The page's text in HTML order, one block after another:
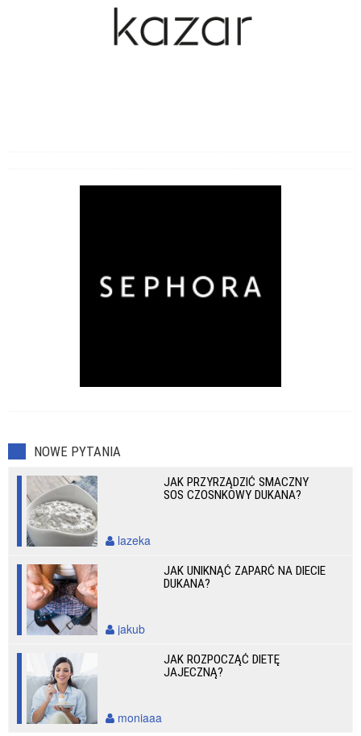
NOWE PYTANIA
JAK PRZYRZĄDZIĆ SMACZNY
SOS CZOSNKOWY DUKANA?
lazeka
JAK UNIKNĄĆ ZAPARĆ NA DIECIE
DUKANA?
jakub
JAK ROZPOCZĄĆ DIETĘ
JAJECZNĄ?
moniaaa